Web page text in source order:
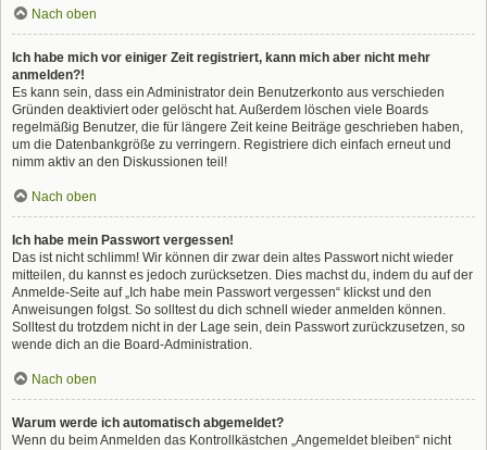
Nach oben
Ich habe mich vor einiger Zeit registriert, kann mich aber nicht mehr
anmelden?!
Es kann sein, dass ein Administrator dein Benutzerkonto aus verschieden
Gründen deaktiviert oder gelöscht hat. Außerdem löschen viele Boards
regelmäßig Benutzer, die für längere Zeit keine Beiträge geschrieben haben,
um die Datenbankgröße zu verringern. Registriere dich einfach erneut und
nimm aktiv an den Diskussionen teil!
Nach oben
Ich habe mein Passwort vergessen!
Das ist nicht schlimm! Wir können dir zwar dein altes Passwort nicht wieder
mitteilen, du kannst es jedoch zurücksetzen. Dies machst du, indem du auf der
Anmelde-Seite auf „Ich habe mein Passwort vergessen“ klickst und den
Anweisungen folgst. So solltest du dich schnell wieder anmelden können.
Solltest du trotzdem nicht in der Lage sein, dein Passwort zurückzusetzen, so
wende dich an die Board-Administration.
Nach oben
Warum werde ich automatisch abgemeldet?
Wenn du beim Anmelden das Kontrollkästchen „Angemeldet bleiben“ nicht